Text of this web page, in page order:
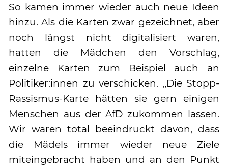
So kamen immer wieder auch neue Ideen
hinzu. Als die Karten zwar gezeichnet, aber
noch längst nicht digitalisiert waren,
hatten die Mädchen den Vorschlag,
einzelne Karten zum Beispiel auch an
Politiker:innen zu verschicken. „Die Stopp-
Rassismus-Karte hätten sie gern einigen
Menschen aus der AfD zukommen lassen.
Wir waren total beeindruckt davon, dass
die Mädels immer wieder neue Ziele
miteingebracht haben und an den Punkt